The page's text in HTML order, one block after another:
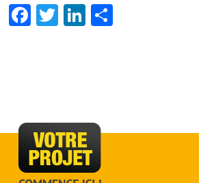
Facebook
TwitterLinkedIn